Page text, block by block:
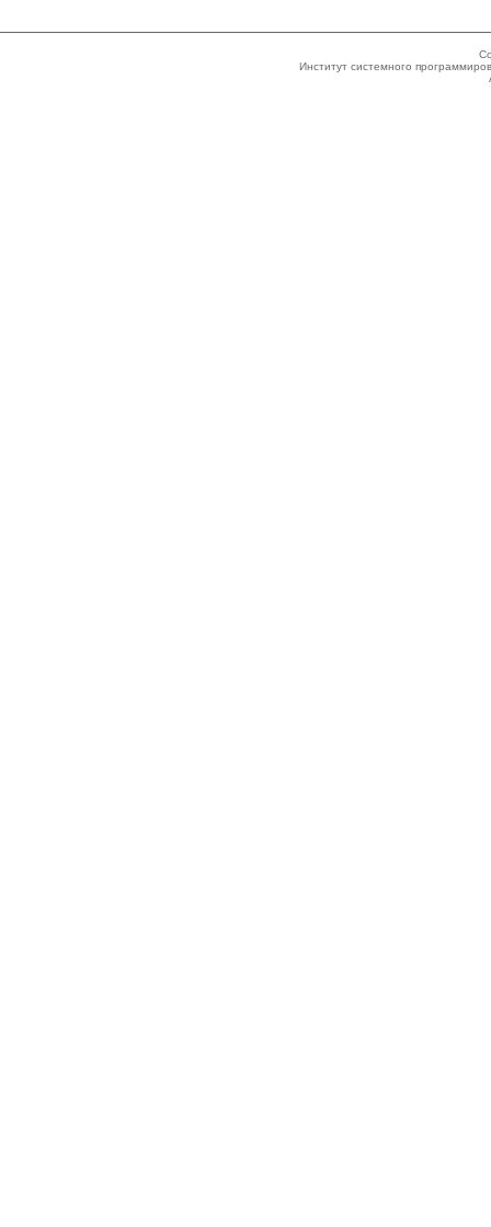
Институт системного